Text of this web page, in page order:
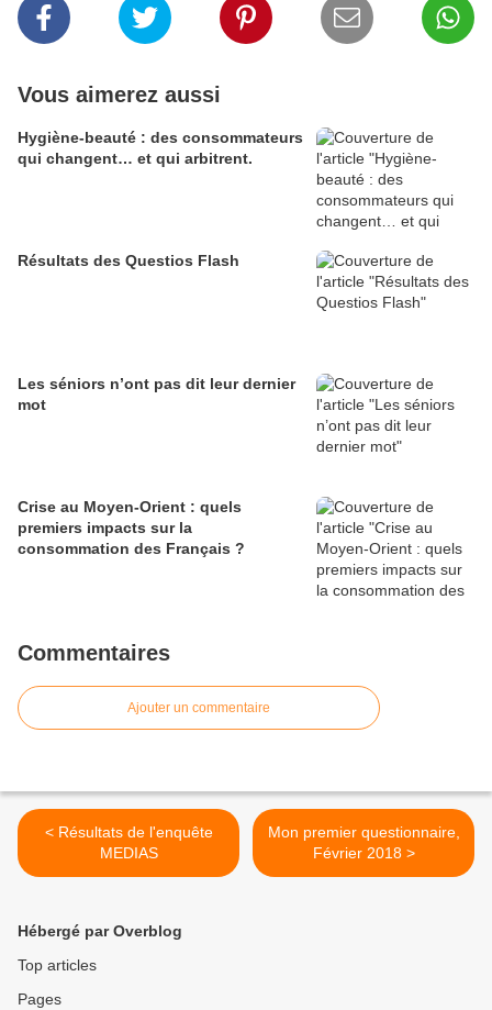
Vous aimerez aussi
Hygiène-beauté : des consommateurs
qui changent… et qui arbitrent.
Résultats des Questios Flash
Les séniors n’ont pas dit leur dernier
mot
Crise au Moyen-Orient : quels
premiers impacts sur la
consommation des Français ?
Commentaires
Ajouter un commentaire
< Résultats de l'enquête
MEDIAS
Mon premier questionnaire,
Février 2018 >
Hébergé par Overblog
Top articles
Pages